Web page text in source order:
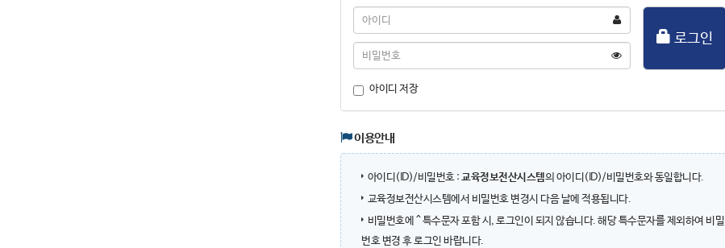
아
디
비
호
로그인
아이디 저장
이용안내
아이디(ID)/비밀번호 : 교육정보전산시스템의 아이디(ID)/비밀번호와 동일합니다.
교육정보전산시스템에서 비밀번호 변경시 다음 날에 적용됩니다.
비밀번호에 ^ 특수문자 포함 시, 로그인이 되지 않습니다. 해당 특수문자를 제외하여 비밀
번호 변경 후 로그인 바랍니다.